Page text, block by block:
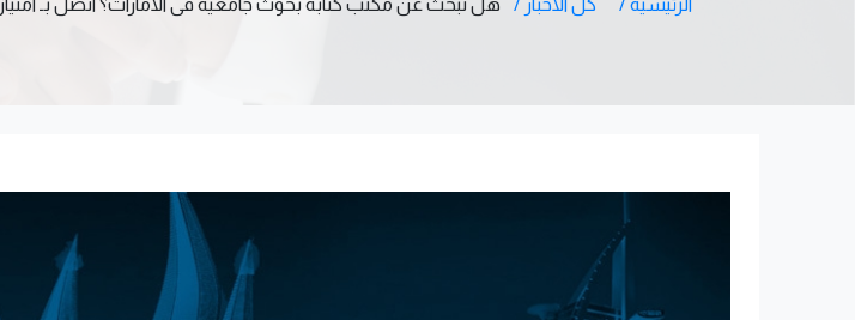
الرئيسية / كل الاخبار / هل تبحث عن مكتب كتابة بحوث جامعية فى الامارات؟ اتصل بـ امتياز00201067090531